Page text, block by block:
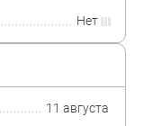
11 августа
Нет